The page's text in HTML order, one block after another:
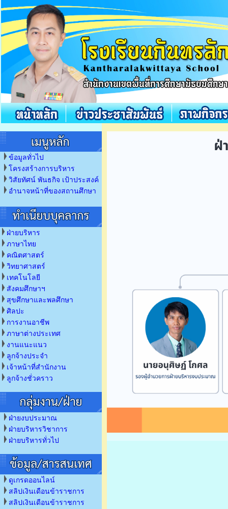
ข้อมูลทั่วไป
โครงสร้างการบริหาร
วิสัยทัศน์ พันธกิจ เป้าประสงค์
อำนาจหน้าที่ของสถานศึกษา
ฝ่ายบริหาร
ภาษาไทย
คณิตศาสตร์
วิทยาศาสตร์
เทคโนโลยี
สังคมศึกษาฯ
สุขศึกษาและพลศึกษา
ศิลปะ
การงานอาชีพ
ภาษาต่างประเทศ
งานแนะแนว
ลูกจ้างประจำ
เจ้าหน้าที่สำนักงาน
ลูกจ้างชั่วคราว
ฝ่ายงบประมาณ
ฝ่ายบริหารวิชาการ
ฝ่ายบริหารทั่วไป
ดูเกรดออนไลน์
สลิปเงินเดือนข้าราชการ
สลิปเงินเดือนข้าราชการ